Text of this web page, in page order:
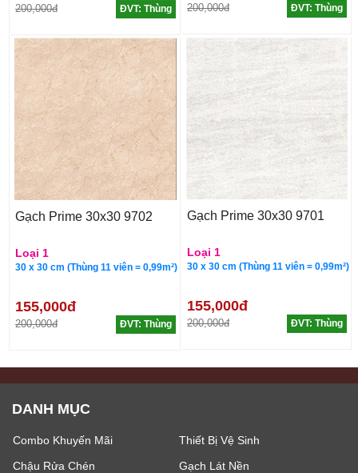
200,000đ ĐVT: Thùng 200,000đ ĐVT: Thùng
Gạch Prime 30x30 9702
Loại 1
30 x 30 cm (Thùng 11 viên = 0,99m²)
155,000đ
200,000đ ĐVT: Thùng
Gạch Prime 30x30 9701
Loại 1
30 x 30 cm (Thùng 11 viên = 0,99m²)
155,000đ
200,000đ ĐVT: Thùng
DANH MỤC
Combo Khuyến Mãi
Thiết Bị Vệ Sinh
Chậu Rửa Chén
Gạch Lát Nền